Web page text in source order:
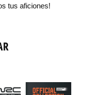
tus aficiones!